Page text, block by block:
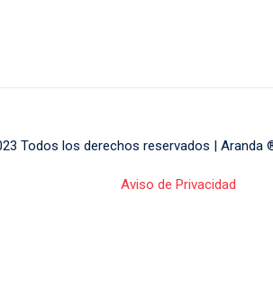
Todos los derechos reservados | Aranda
Aviso de Privacidad